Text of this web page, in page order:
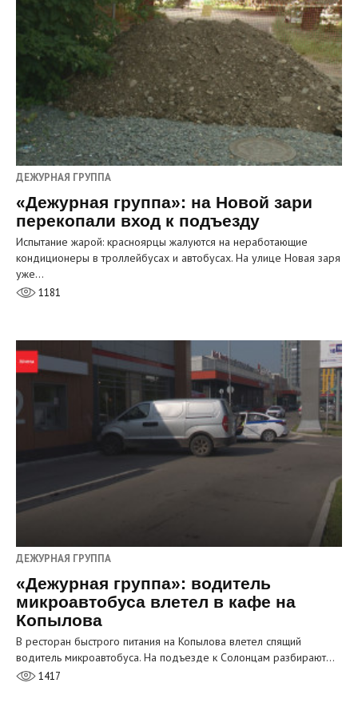
ДЕЖУРНАЯ ГРУППА
«Дежурная группа»: на Новой зари
перекопали вход к подъезду
Испытание жарой: красноярцы жалуются на неработающие
кондиционеры в троллейбусах и автобусах. На улице Новая заря
уже…
1181
ДЕЖУРНАЯ ГРУППА
«Дежурная группа»: водитель
микроавтобуса влетел в кафе на
Копылова
В ресторан быстрого питания на Копылова влетел спящий
водитель микроавтобуса. На подъезде к Солонцам разбирают…
1417